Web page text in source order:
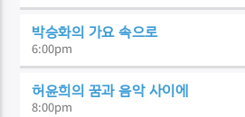
박승화의 가요 속으로
6:00pm
허윤희의 꿈과 음악 사이에
8:00pm